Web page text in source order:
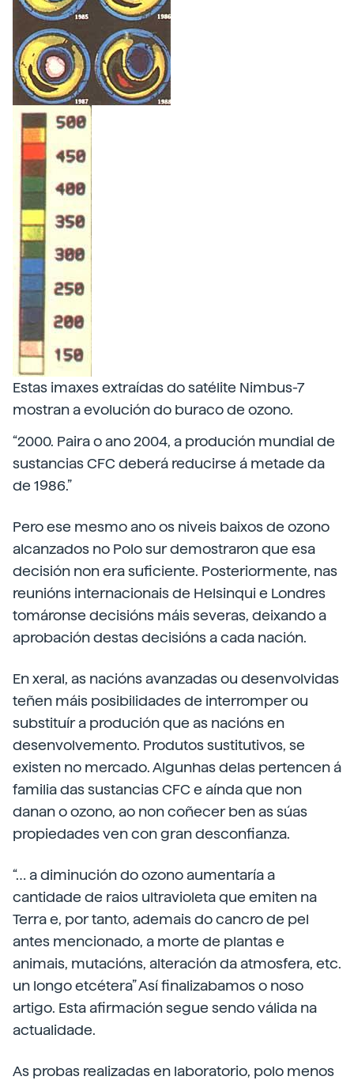
Estas imaxes extraídas do satélite Nimbus-7
mostran a evolución do buraco de ozono.
“2000. Paira o ano 2004, a produción mundial de
sustancias CFC deberá reducirse á metade da
de 1986.”
Pero ese mesmo ano os niveis baixos de ozono
alcanzados no Polo sur demostraron que esa
decisión non era suficiente. Posteriormente, nas
reunións internacionais de Helsinqui e Londres
tomáronse decisións máis severas, deixando a
aprobación destas decisións a cada nación.
En xeral, as nacións avanzadas ou desenvolvidas
teñen máis posibilidades de interromper ou
substituír a produción que as nacións en
desenvolvemento. Produtos sustitutivos, se
existen no mercado. Algunhas delas pertencen á
familia das sustancias CFC e aínda que non
danan o ozono, ao non coñecer ben as súas
propiedades ven con gran desconfianza.
“… a diminución do ozono aumentaría a
cantidade de raios ultravioleta que emiten na
Terra e, por tanto, ademais do cancro de pel
antes mencionado, a morte de plantas e
animais, mutacións, alteración da atmosfera, etc.
un longo etcétera” Así finalizabamos o noso
artigo. Esta afirmación segue sendo válida na
actualidade.
As probas realizadas en laboratorio, polo menos